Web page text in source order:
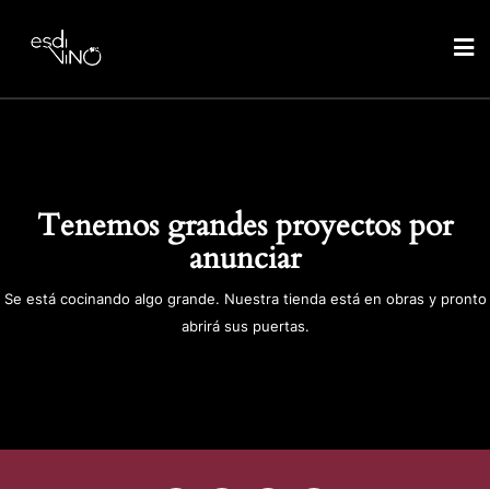
Tenemos grandes proyectos por
anunciar
Se está cocinando algo grande. Nuestra tienda está en obras y pronto
abrirá sus puertas.